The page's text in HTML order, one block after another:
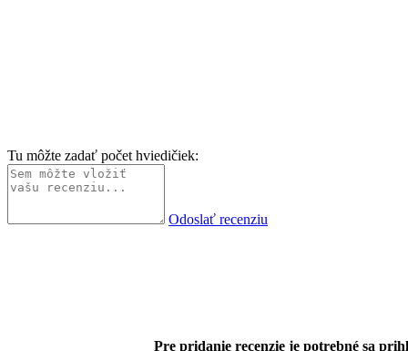
Tu môžte zadať počet hviedičiek:
Odoslať recenziu
Pre pridanie recenzie je potrebné sa